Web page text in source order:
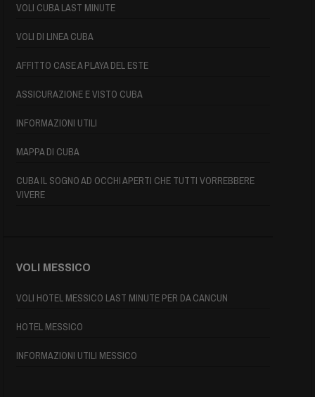
VOLI CUBA LAST MINUTE
VOLI DI LINEA CUBA
AFFITTO CASE A PLAYA DEL ESTE
ASSICURAZIONE E VISTO CUBA
INFORMAZIONI UTILI
MAPPA DI CUBA
CUBA IL SOGNO AD OCCHI APERTI CHE TUTTI VORREBBERE
VIVERE
VOLI MESSICO
VOLI HOTEL MESSICO LAST MINUTE PER DA CANCUN
HOTEL MESSICO
INFORMAZIONI UTILI MESSICO